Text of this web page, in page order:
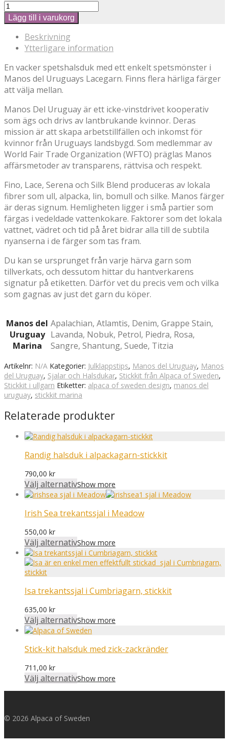
Lägg till i varukorg
Beskrivning
Ytterligare information
En vacker spetshalsduk med ett enkelt spetsmönster i
Manos del Uruguays Lacegarn. Finns flera härliga färger
att välja mellan.
Manos Del Uruguay är ett icke-vinstdrivet kooperativ
som ägs och drivs av lantbrukande kvinnor. Deras
mission är att skapa arbetstillfällen och inkomst för
kvinnor från Uruguays landsbygd. Som medlemmar av
World Fair Trade Organization (WFTO) präglas Manos
affärsmetoder av transparens, rättvisa och respekt.
Fino, Lace, Serena och Silk Blend produceras av lokala
fibrer som ull, alpacka, lin, bomull och silke. Manos färger
är deras signum. Hemligheten ligger i små partier som
färgas i vedeldade vattenkokare. Faktorer som det lokala
vattnet, vädret och tid på året bidrar alla till de subtila
nyanserna i de färger som tas fram.
Du kan se ursprunget från varje härva garn som
tillverkats, och dessutom hittar du hantverkarens
signatur på etiketten. Därför vet du precis vem och vilka
som gagnas av just det garn du köper.
Manos del
Uruguay
Marina
Apalachian, Atlamtis, Denim, Grappe Stain,
Lavanda, Nobuk, Petrol, Piedra, Rosa,
Sangre, Shantung, Suede, Titzia
Artikelnr: N/A Kategorier: Julklappstips, Manos del Uruguay, Manos
del Uruguay, Sjalar och Halsdukar, Stickkit från Alpaca of Sweden,
Stickkit i ullgarn Etiketter: alpaca of sweden design, manos del
uruguay, stickkit marina
Relaterade produkter
Randig halsduk i alpackagarn-stickkit
790,00 kr
Välj alternativShow more
Irish Sea trekantssjal i Meadow
550,00 kr
Välj alternativShow more
Isa trekantssjal i Cumbriagarn, stickkit
635,00 kr
Välj alternativShow more
Stick-kit halsduk med zick-zackränder
711,00 kr
Välj alternativShow more
© 2026 Alpaca of Sweden